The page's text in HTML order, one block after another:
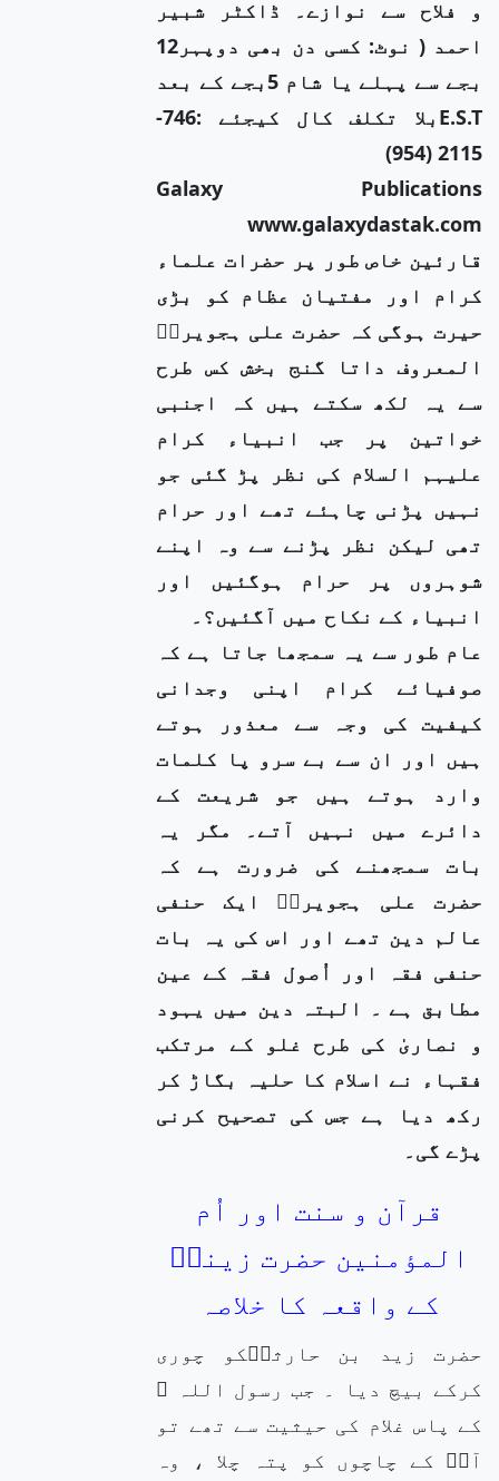
و فلاح سے نوازے۔ ڈاکٹر شبیر
احمد ( نوٹ: کسی دن بھی دوپہر12
بجے سے پہلے یا شام 5بجے کے بعد
E.S.Tبلا تکلف کال کیجئے :746-
2115 (954)
Galaxy Publications
www.galaxydastak.com
قارئین خاص طور پر حضرات علماء
کرام اور مفتیان عظام کو بڑی
حیرت ہوگی کہ حضرت علی ہجویریؒ
المعروف داتا گنج بخش کس طرح
سے یہ لکھ سکتے ہیں کہ اجنبی
خواتین پر جب انبیاء کرام
علیہم السلام کی نظر پڑ گئی جو
نہیں پڑنی چاہئے تھے اور حرام
تھی لیکن نظر پڑنے سے وہ اپنے
شوہروں پر حرام ہوگئیں اور
انبیاء کے نکاح میں آگئیں؟۔
عام طور سے یہ سمجھا جاتا ہے کہ
صوفیائے کرام اپنی وجدانی
کیفیت کی وجہ سے معذور ہوتے
ہیں اور ان سے بے سرو پا کلمات
وارد ہوتے ہیں جو شریعت کے
دائرے میں نہیں آتے۔ مگر یہ
بات سمجھنے کی ضرورت ہے کہ
حضرت علی ہجویریؒ ایک حنفی
عالم دین تھے اور اس کی یہ بات
حنفی فقہ اور اُصول فقہ کے عین
مطابق ہے ۔ البتہ دین میں یہود
و نصاریٰ کی طرح غلو کے مرتکب
فقہاء نے اسلام کا حلیہ بگاڑ کر
رکھ دیا ہے جس کی تصحیح کرنی
پڑے گی۔
قرآن و سنت اور اُم
المؤمنین حضرت زینبؓ
کے واقعہ کا خلاصہ
حضرت زید بن حارثہؓکو چوری
کرکے بیچ دیا ۔ جب رسول اللہ ﷺ
کے پاس غلام کی حیثیت سے تھے تو
آپؓ کے چاچوں کو پتہ چلا ، وہ